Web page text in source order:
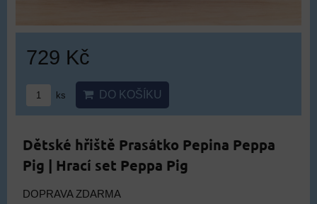
729 Kč
ks DO KOŠÍKU
Dětské hřiště Prasátko Pepina Peppa
Pig | Hrací set Peppa Pig
DOPRAVA ZDARMA